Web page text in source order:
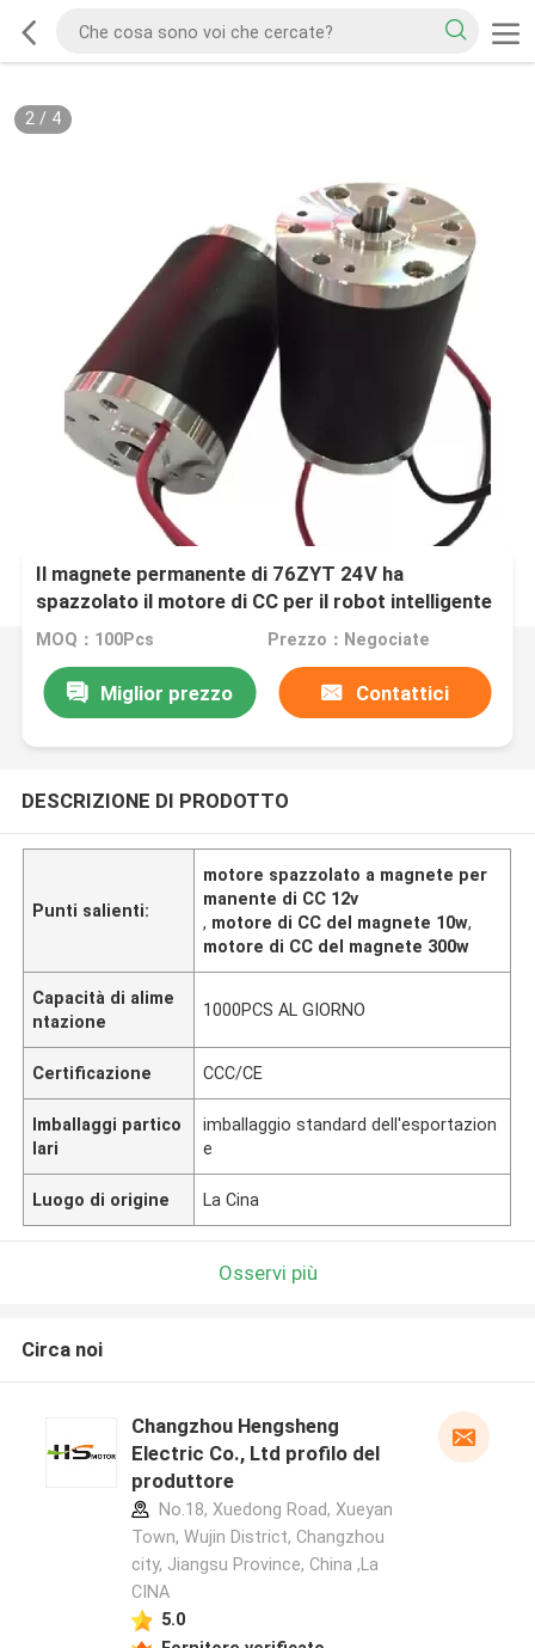
2/ 4
Il magnete permanente di 76ZYT 24V ha
spazzolato il motore di CC per il robot intelligente
dell'attrezzatura della macchina
MOQ：100Pcs Prezzo：Negociate
Miglior prezzo Contattici
DESCRIZIONE DI PRODOTTO
Punti salienti:
motore spazzolato a magnete per
manente di CC 12v
, motore di CC del magnete 10w,
motore di CC del magnete 300w
Capacità di alime
ntazione
1000PCS AL GIORNO
Certificazione CCC/CE
Imballaggi partico
lari
imballaggio standard dell'esportazion
e
Luogo di origine La Cina
Osservi più
Circa noi
Changzhou Hengsheng
Electric Co., Ltd profilo del
produttore
No.18, Xuedong Road, Xueyan
Town, Wujin District, Changzhou
city, Jiangsu Province, China ,La
CINA
5.0